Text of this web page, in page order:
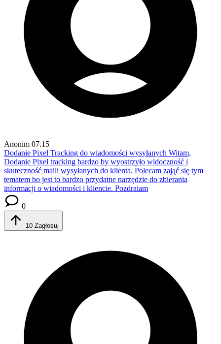
Anonim 07.15
Dodanie Pixel Tracking do wiadomości wysyłanych Witam,
Dodanie Pixel tracking bardzo by wyostrzyło widoczność i
skuteczność maili wysyłanych do klienta. Polecam zająć się tym
tematem bo jest to bardzo przydatne narzędzie do zbierania
informacji o wiadomości i kliencie. Pozdraiam
0
10 Zagłosuj